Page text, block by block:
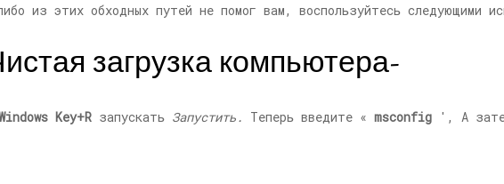
из этих обходных путей не помог вам, воспользуйтесь следующими
загрузка компьютера-
Key+R запускать Запустить. Теперь введите « msconfig ', А